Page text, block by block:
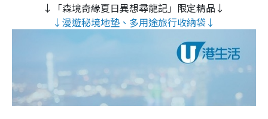
↓「森境奇緣夏日異想尋龍記」限定精品↓
↓漫遊秘境地墊、多用途旅行收納袋↓